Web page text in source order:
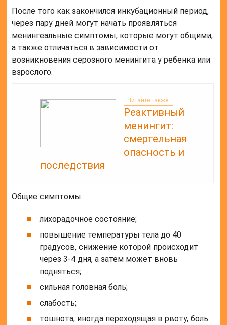
После того как закончился инкубационный период,
через пару дней могут начать проявляться
менингеальные симптомы, которые могут общими,
а также отличаться в зависимости от
возникновения серозного менингита у ребенка или
взрослого.
Читайте также:
Реактивный
менингит:
смертельная
опасность и
последствия
Общие симптомы:
лихорадочное состояние;
повышение температуры тела до 40
градусов, снижение которой происходит
через 3-4 дня, а затем может вновь
подняться;
сильная головная боль;
слабость;
тошнота, иногда переходящая в рвоту, боль